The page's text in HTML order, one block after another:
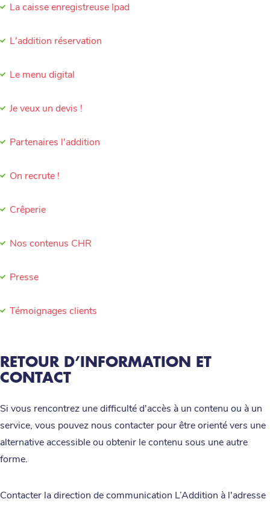
La caisse enregistreuse Ipad
L'addition réservation
Le menu digital
Je veux un devis !
Partenaires l'addition
On recrute !
Crêperie
Nos contenus CHR
Presse
Témoignages clients
RETOUR D’INFORMATION ET
CONTACT
Si vous rencontrez une difficulté d'accès à un contenu ou à un
service, vous pouvez nous contacter pour être orienté vers une
alternative accessible ou obtenir le contenu sous une autre
forme.
Contacter la direction de communication L’Addition à l'adresse